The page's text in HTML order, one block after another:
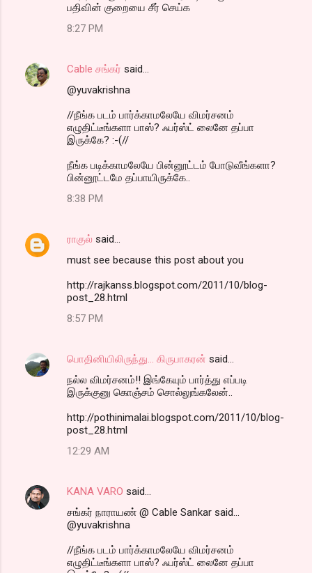
பதிவின் குறையை சீர் செய்க
8:27 PM
Cable சங்கர் said…
@yuvakrishna
//நீங்க படம் பார்க்காமலேயே விமர்சனம்
எழுதிட்டீங்களா பாஸ்? ஃபர்ஸ்ட் லைனே தப்பா
இருக்கே? :-(//
நீங்க படிக்காமலேயே பின்னூட்டம் போடுவீங்களா?
பின்னூட்டமே தப்பாயிருக்கே..
8:38 PM
ராகுல் said…
must see because this post about you
http://rajkanss.blogspot.com/2011/10/blog-
post_28.html
8:57 PM
பொதினியிலிருந்து... கிருபாகரன் said…
நல்ல விமர்சனம்!! இங்கேயும் பார்த்து எப்படி
இருக்குனு கொஞ்சம் சொல்லுங்கலேன்..
http://pothinimalai.blogspot.com/2011/10/blog-
post_28.html
12:29 AM
KANA VARO said…
சங்கர் நாராயண் @ Cable Sankar said...
@yuvakrishna
//நீங்க படம் பார்க்காமலேயே விமர்சனம்
எழுதிட்டீங்களா பாஸ்? ஃபர்ஸ்ட் லைனே தப்பா